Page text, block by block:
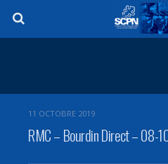
11 OCTOBRE 2019
RMC – Bourdin Direct – 08-